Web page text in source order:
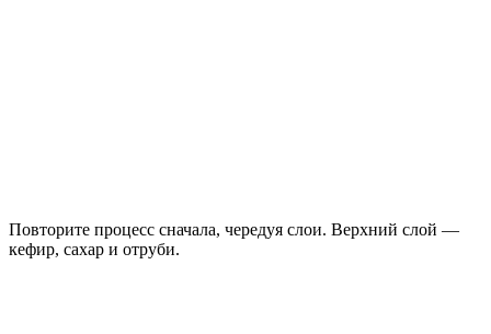
Повторите процесс сначала, чередуя слои. Верхний слой —
кефир, сахар и отруби.